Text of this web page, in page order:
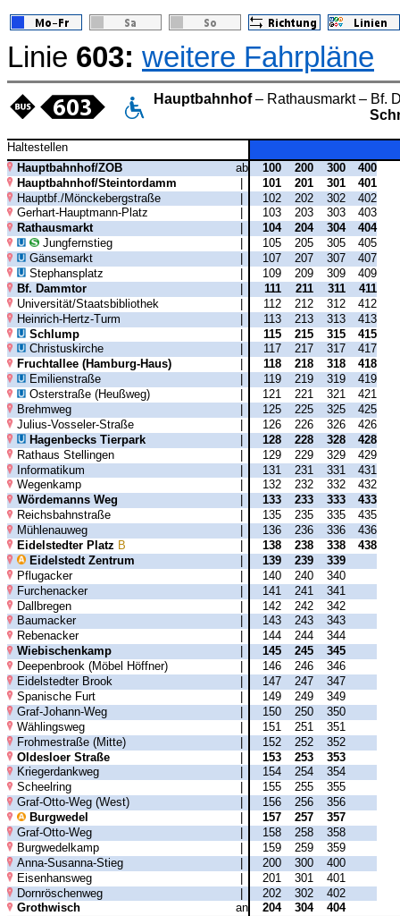
Linie 603: weitere Fahrpläne
Hauptbahnhof– Rathausmarkt – Bf.
Haltestellen
Hauptbahnhof/ZOB
ab 100 200 300
400
Hauptbahnhof/Steintordamm
| 101 201 301
401
Hauptbf./Mönckebergstraße
| 102 202 302
402
Gerhart-Hauptmann-Platz
103 203 303
403
Rathausmarkt
104 204 304
404
Jungfernstieg
105 205 305
405
Gänsemarkt
107 207 307
407
Stephansplatz
109 209 309
409
Bf. Dammtor
111 211 311
411
Universität/Staatsbibliothek
112 212 312
412
Heinrich-Hertz-Turm
| 113 213 313
413
Schlump
| 115 215 315
415
Christuskirche
117 217 317
417
Fruchtallee (Hamburg-Haus)
118 218 318
418
Emilienstraße
119 219 319
419
Osterstraße (Heußweg)
121 221 321
421
Brehmweg
125 225 325
425
Julius-Vosseler-Straße
126 226 326
426
Hagenbecks Tierpark
128 228 328
428
Rathaus Stellingen
| 129 229 329
429
Informatikum
| 131 231 331
431
Wegenkamp
132 232 332
432
Wördemanns Weg
133 233 333
433
Reichsbahnstraße
135 235 335
435
Mühlenauweg
136 236 336
436
Eidelstedter Platz B 138 238 338
438
Eidelstedt Zentrum
139 239
339
Pflugacker
140 240
340
Furchenacker
| 141 241
341
Dallbregen
| 142 242
342
Baumacker
143 243
343
Rebenacker
144 244
344
Wiebischenkamp
145 245
345
Deepenbrook (Möbel Höffner)
146 246
346
Eidelstedter Brook
147 247
347
Spanische Furt
149 249
349
Graf-Johann-Weg
150 250
350
Wählingsweg
| 151 251
351
Frohmestraße (Mitte)
| 152 252
352
Oldesloer Straße
| 153 253
353
Kriegerdankweg
154 254
354
Scheelring
155 255
355
Graf-Otto-Weg (West)
156 256
356
Burgwedel
157 257
357
Graf-Otto-Weg
158 258
358
Burgwedelkamp
159 259
359
Anna-Susanna-Stieg
| 200 300
400
Eisenhansweg
| 201 301
401
Dornröschenweg
| 202 302
402
Grothwisch
an 204 304 404